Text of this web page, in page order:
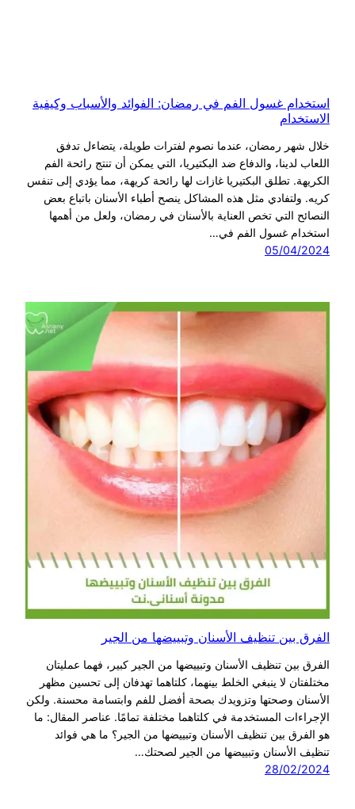
استخدام غسول الفم في رمضان: الفوائد والأسباب وكيفية
الاستخدام
خلال شهر رمضان، عندما نصوم لفترات طويلة، يتضاءل تدفق
اللعاب لدينا، والدفاع ضد البكتيريا، التي يمكن أن تنتج رائحة الفم
الكريهة. تطلق البكتيريا غازات لها رائحة كريهة، مما يؤدي إلى تنفس
كريه. ولتفادي مثل هذه المشاكل ينصح أطباء الأسنان باتباع بعض
النصائح التي تخص العناية بالأسنان في رمضان، ولعل من أهمها
استخدام غسول الفم في…
05/04/2024
الفرق بين تنظيف الأسنان وتبييضها من الجير
الفرق بين تنظيف الأسنان وتبييضها من الجير كبير، فهما عمليتان
مختلفتان لا ينبغي الخلط بينهما، كلتاهما تهدفان إلى تحسين مظهر
الأسنان وصحتها وتزويدك بصحة أفضل للفم وابتسامة محسنة. ولكن
الإجراءات المستخدمة في كلتاهما مختلفة تمامًا. عناصر المقال: ما
هو الفرق بين تنظيف الأسنان وتبييضها من الجير؟ ما هي فوائد
تنظيف الأسنان وتبييضها من الجير لصحتك…
28/02/2024